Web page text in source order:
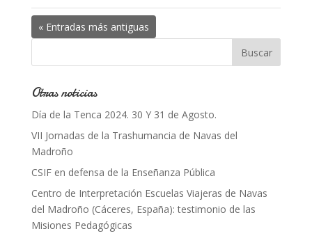
« Entradas más antiguas
Otras noticias
Día de la Tenca 2024. 30 Y 31 de Agosto.
VII Jornadas de la Trashumancia de Navas del
Madroño
CSIF en defensa de la Enseñanza Pública
Centro de Interpretación Escuelas Viajeras de Navas
del Madroño (Cáceres, España): testimonio de las
Misiones Pedagógicas